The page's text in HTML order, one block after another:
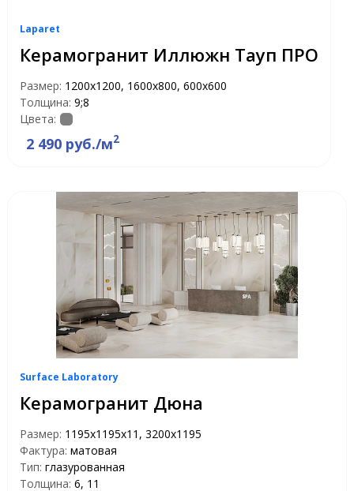
Laparet
Керамогранит Иллюжн Тауп ПРО
Размер: 1200x1200, 1600x800, 600x600
Толщина: 9;8
Цвета:
2 490 руб./м2
Surface Laboratory
Керамогранит Дюна
Размер: 1195х1195х11, 3200x1195
Фактура: матовая
Тип: глазурованная
Толщина: 6, 11